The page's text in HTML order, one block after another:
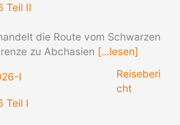
Teil II
die Route vom Schwarzen
zu Abchasien […lesen]
Reiseberi
cht
Teil I